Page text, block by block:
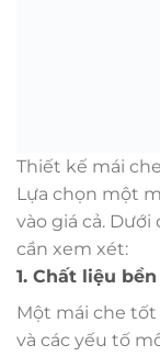
Thiết kế mái
Lựa chọn một
vào giá cả.
cần xem xét:
1. Chất liệu
Một mái che
và các yếu tố